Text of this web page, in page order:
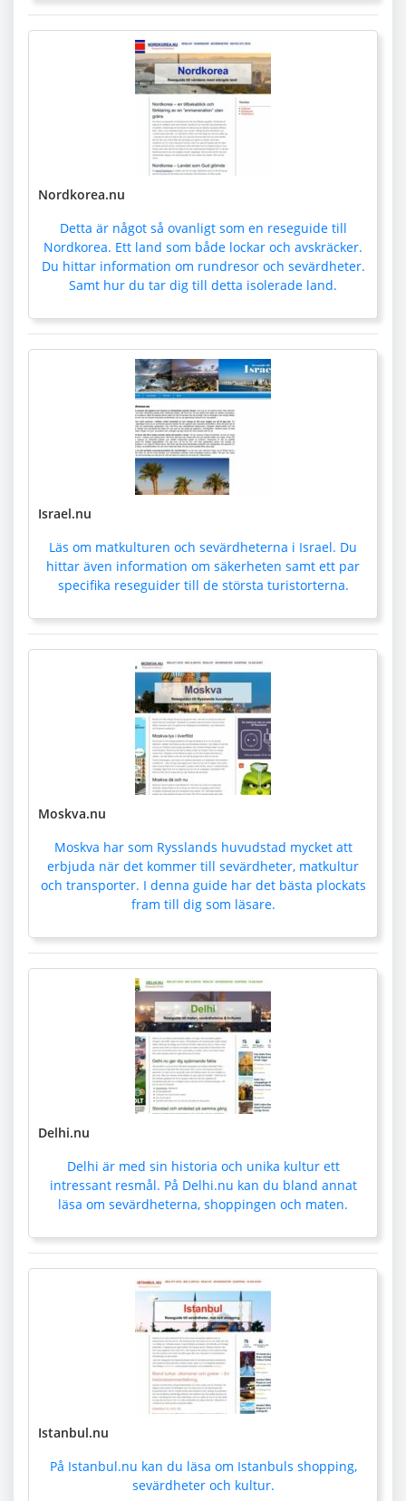
Nordkorea.nu
Detta är något så ovanligt som en reseguide till
Nordkorea. Ett land som både lockar och avskräcker.
Du hittar information om rundresor och sevärdheter.
Samt hur du tar dig till detta isolerade land.
Israel.nu
Läs om matkulturen och sevärdheterna i Israel. Du
hittar även information om säkerheten samt ett par
specifika reseguider till de största turistorterna.
Moskva.nu
Moskva har som Rysslands huvudstad mycket att
erbjuda när det kommer till sevärdheter, matkultur
och transporter. I denna guide har det bästa plockats
fram till dig som läsare.
Delhi.nu
Delhi är med sin historia och unika kultur ett
intressant resmål. På Delhi.nu kan du bland annat
läsa om sevärdheterna, shoppingen och maten.
Istanbul.nu
På Istanbul.nu kan du läsa om Istanbuls shopping,
sevärdheter och kultur.